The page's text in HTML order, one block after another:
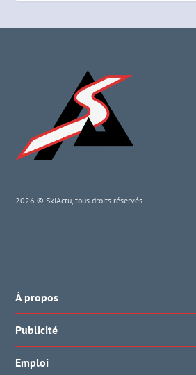
2026 © SkiActu, tous droits réservés
À propos
Publicité
Emploi